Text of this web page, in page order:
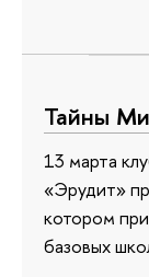
Тайны
13 марта
«Эрудит»
котором
базовых